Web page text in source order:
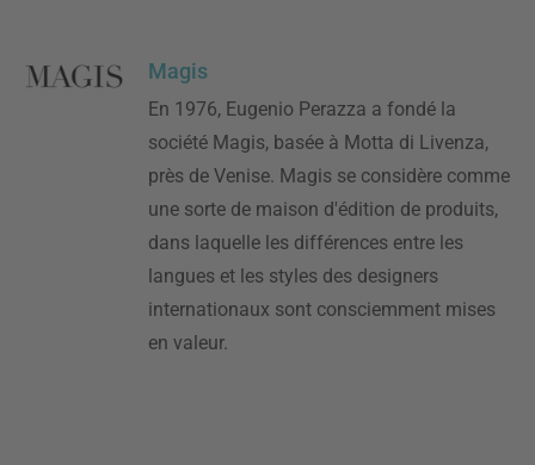
Magis
En 1976, Eugenio Perazza a fondé la
société Magis, basée à Motta di Livenza,
près de Venise. Magis se considère comme
une sorte de maison d'édition de produits,
dans laquelle les différences entre les
langues et les styles des designers
internationaux sont consciemment mises
en valeur.